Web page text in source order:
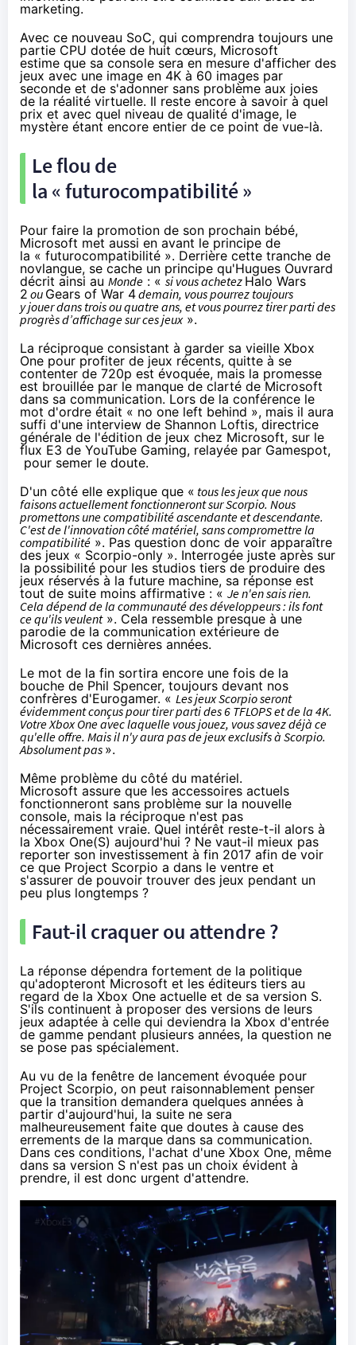
marketing.
Avec ce nouveau SoC, qui comprendra toujours une
partie CPU dotée de huit cœurs, Microsoft
estime que sa console sera en mesure d'afficher des
jeux avec une image en 4K à 60 images par
seconde et de s'adonner sans problème aux joies
de la réalité virtuelle. Il reste encore à savoir à quel
prix et avec quel niveau de qualité d'image, le
mystère étant encore entier de ce point de vue-là.
Le flou de
la « futurocompatibilité »
Pour faire la promotion de son prochain bébé,
Microsoft met aussi en avant le principe de
la « futurocompatibilité ». Derrière cette tranche de
novlangue, se cache un principe qu'Hugues Ouvrard
décrit ainsi au Monde : « si vous achetez Halo Wars
2 ou Gears of War 4demain, vous pourrez toujours
y jouer dans trois ou quatre ans, et vous pourrez tirer parti des
progrès d’affichage sur ces jeux».
La réciproque consistant à garder sa vieille Xbox
One pour profiter de jeux récents, quitte à se
contenter de 720p est évoquée, mais la promesse
est brouillée par le manque de clarté de Microsoft
dans sa communication. Lors de la conférence le
mot d'ordre était « no one left behind », mais il aura
suffi d'une interview de Shannon Loftis, directrice
générale de l'édition de jeux chez Microsoft, sur le
flux E3 de YouTube Gaming, relayée par Gamespot,
pour semer le doute.
D'un côté elle explique que « tous les jeux que nous
faisons actuellement fonctionneront sur Scorpio. Nous
promettons une compatibilité ascendante et descendante.
C'est de l'innovation côté matériel, sans compromettre la
compatibilité ». Pas question donc de voir apparaître
des jeux « Scorpio-only ». Interrogée juste après sur
la possibilité pour les studios tiers de produire des
jeux réservés à la future machine, sa réponse est
tout de suite moins affirmative : « Je n'en sais rien.
Cela dépend de la communauté des développeurs : ils font
ce qu'ils veulent». Cela ressemble presque à une
parodie de la communication extérieure de
Microsoft ces dernières années.
Le mot de la fin sortira encore une fois de la
bouche de Phil Spencer, toujours devant nos
confrères d'Eurogamer. « Les jeux Scorpio seront
évidemment conçus pour tirer parti des 6 TFLOPS et de la 4K.
VotreXbox Oneavec laquelle vous jouez, vous savez déjà ce
qu'elle offre. Mais il n'y aura pas de jeux exclusifs à Scorpio.
Absolument pas ».
Même problème du côté du matériel.
Microsoft assure que les accessoires actuels
fonctionneront sans problème sur la nouvelle
console, mais la réciproque n'est pas
nécessairement vraie. Quel intérêt reste-t-il alors à
la Xbox One(S) aujourd'hui ? Ne vaut-il mieux pas
reporter son investissement à fin 2017 afin de voir
ce que Project Scorpio a dans le ventre et
s'assurer de pouvoir trouver des jeux pendant un
peu plus longtemps ?
Faut-il craquer ou attendre ?
La réponse dépendra fortement de la politique
qu'adopteront Microsoft et les éditeurs tiers au
regard de la Xbox One actuelle et de sa version S.
S'ils continuent à proposer des versions de leurs
jeux adaptée à celle qui deviendra la Xbox d'entrée
de gamme pendant plusieurs années, la question ne
se pose pas spécialement.
Au vu de la fenêtre de lancement évoquée pour
Project Scorpio, on peut raisonnablement penser
que la transition demandera quelques années à
partir d'aujourd'hui, la suite ne sera
malheureusement faite que doutes à cause des
errements de la marque dans sa communication.
Dans ces conditions, l'achat d'une Xbox One, même
dans sa version S n'est pas un choix évident à
prendre, il est donc urgent d'attendre.